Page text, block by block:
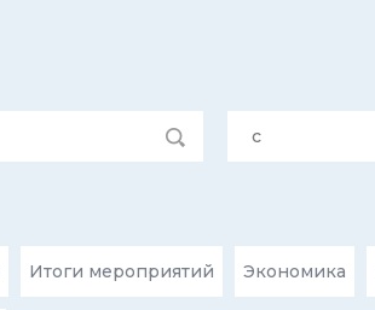
Итоги мероприятий Экономика